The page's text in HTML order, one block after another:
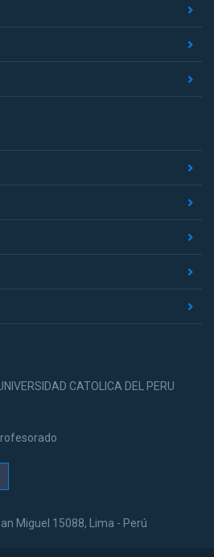
CATOLICA DEL PERU
Miguel 15088, Lima - Perú